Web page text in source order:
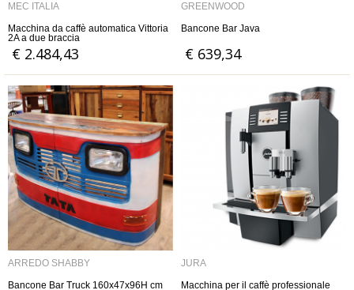
MEC ITALIA
Macchina da caffè automatica Vittoria
2A a due braccia
€ 2.484,43
GREENWOOD
Bancone Bar Java
€ 639,34
ARREDO SHABBY
Bancone Bar Truck 160x47x96H cm
JURA
Macchina per il caffè professionale